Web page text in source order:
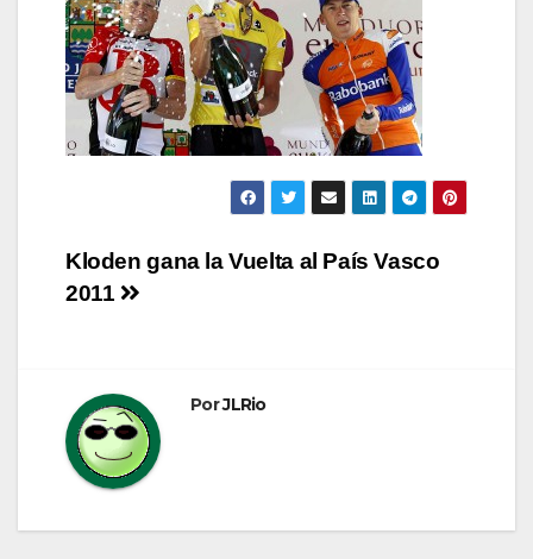
Navegación
Kloden gana la Vuelta al País Vasco
2011
PorJLRio